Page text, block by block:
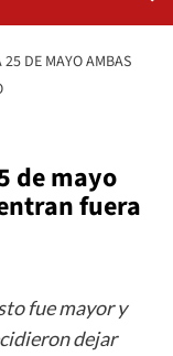
DE MAYO AMBAS
de mayo
fuera
fue mayor y
dejar